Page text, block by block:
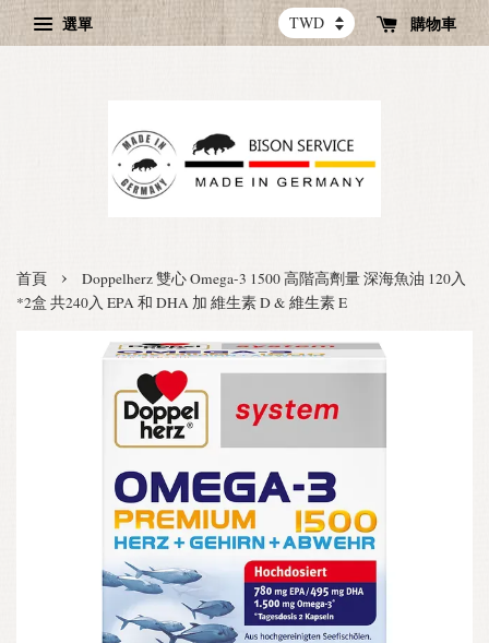
選單 購物車
首頁 ›
Doppelherz 雙心 Omega-3 1500 高階高劑量 深海魚油 120入
*2盒 共240入 EPA 和 DHA 加 維生素 D & 維生素 E